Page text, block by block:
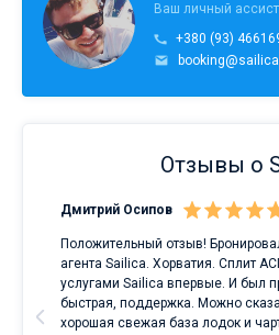
Ваш личный
+380 (93)
Отзывы о
Дмитрий Осипов
Положительный отзыв!
агента Sailica. Хорватия. Сплит
услугами Sailica впервые. И был
быстрая, поддержка. Можно
хорошая свежая база лодок и